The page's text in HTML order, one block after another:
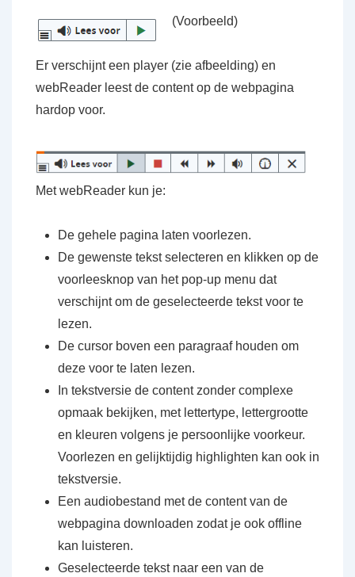
(Voorbeeld)
Er verschijnt een player (zie afbeelding) en
webReader leest de content op de webpagina
hardop voor.
Met webReader kun je:
De gehele pagina laten voorlezen.
De gewenste tekst selecteren en klikken op de
voorleesknop van het pop-up menu dat
verschijnt om de geselecteerde tekst voor te
lezen.
De cursor boven een paragraaf houden om
deze voor te laten lezen.
In tekstversie de content zonder complexe
opmaak bekijken, met lettertype, lettergrootte
en kleuren volgens je persoonlijke voorkeur.
Voorlezen en gelijktijdig highlighten kan ook in
tekstversie.
Een audiobestand met de content van de
webpagina downloaden zodat je ook offline
kan luisteren.
Geselecteerde tekst naar een van de